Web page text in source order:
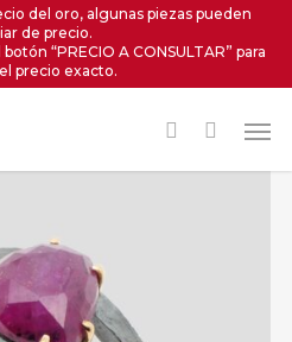
del oro, algunas piezas pueden
de precio.
“PRECIO A CONSULTAR” para
precio exacto.